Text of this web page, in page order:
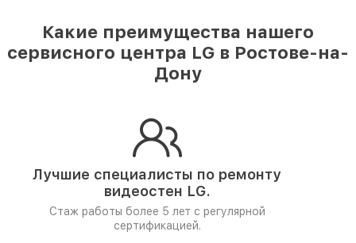
Какие преимущества нашего
сервисного центра LG в Ростове-на-
Дону
Лучшие специалисты по ремонту
видеостен LG.
Стаж работы более 5 лет с регулярной
сертификацией.